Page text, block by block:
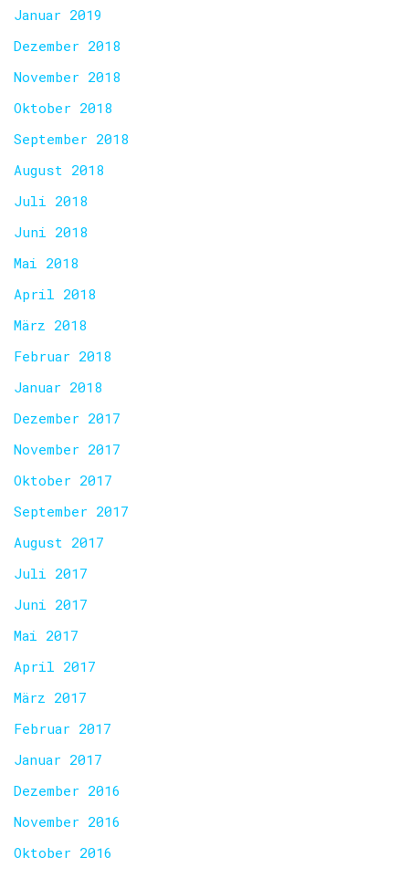
Januar 2019
Dezember 2018
November 2018
Oktober 2018
September 2018
August 2018
Juli 2018
Juni 2018
Mai 2018
April 2018
März 2018
Februar 2018
Januar 2018
Dezember 2017
November 2017
Oktober 2017
September 2017
August 2017
Juli 2017
Juni 2017
Mai 2017
April 2017
März 2017
Februar 2017
Januar 2017
Dezember 2016
November 2016
Oktober 2016